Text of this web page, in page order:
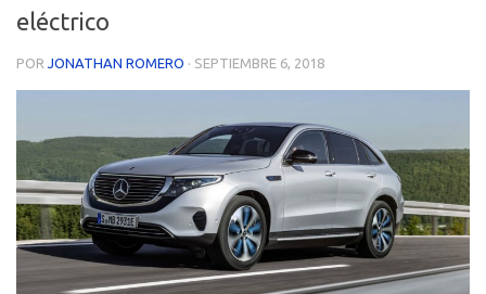
eléctrico
POR JONATHAN ROMERO · SEPTIEMBRE 6, 2018